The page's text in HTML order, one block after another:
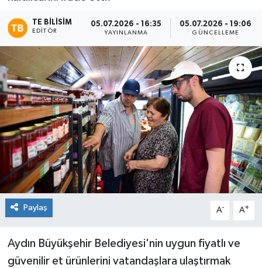
TE BILISIM
EDITÖR
05.07.2026 - 16:35
YAYINLANMA
05.07.2026 - 19:06
GÜNCELLEME
Paylaş A- A+
Aydın Büyükşehir Belediyesi'nin uygun fiyatlı ve
güvenilir et ürünlerini vatandaşlara ulaştırmak